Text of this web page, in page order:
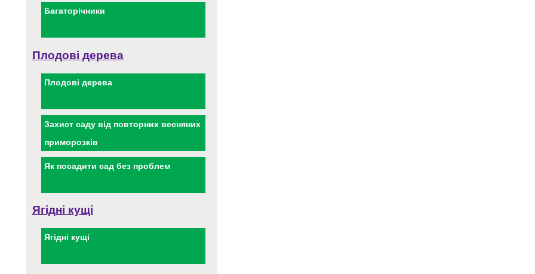
Багаторічники
Плодові дерева
Плодові дерева
Захист саду від повторних весняних
приморозків
Як посадити сад без проблем
Ягідні кущі
Ягідні кущі